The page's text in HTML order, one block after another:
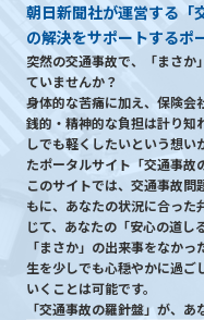
朝日新聞社が運営する「
の解決をサポートするポ
突然の交通事故で、「まさか
ていませんか？
身体的な苦痛に加え、保険会
銭的・精神的な負担は計り知
しでも軽くしたいという想
たポータルサイト「交通事故
このサイトでは、交通事故問
もに、あなたの状況に合った
じて、あなたの「安心の道し
「まさか」の出来事をなか
生を少しでも心穏やかに過ご
いくことは可能です。
「交通事故の羅針盤」が、あ